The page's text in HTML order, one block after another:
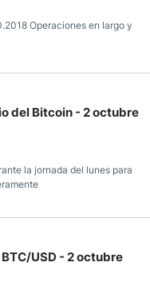
Operaciones en largo y
del Bitcoin - 2 octubre
la jornada del lunes para
USD - 2 octubre